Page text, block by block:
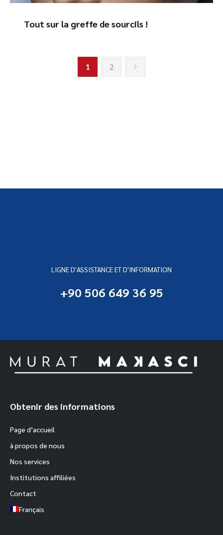
Tout sur la greffe de sourcils !
1 2
LIGNE D'ASSISTANCE ET D'INFORMATION
+90 506 649 36 95
Obtenir des informations
Page d’accueil
à propos de nous
Nos services
Institutions affiliées
Contact
Français